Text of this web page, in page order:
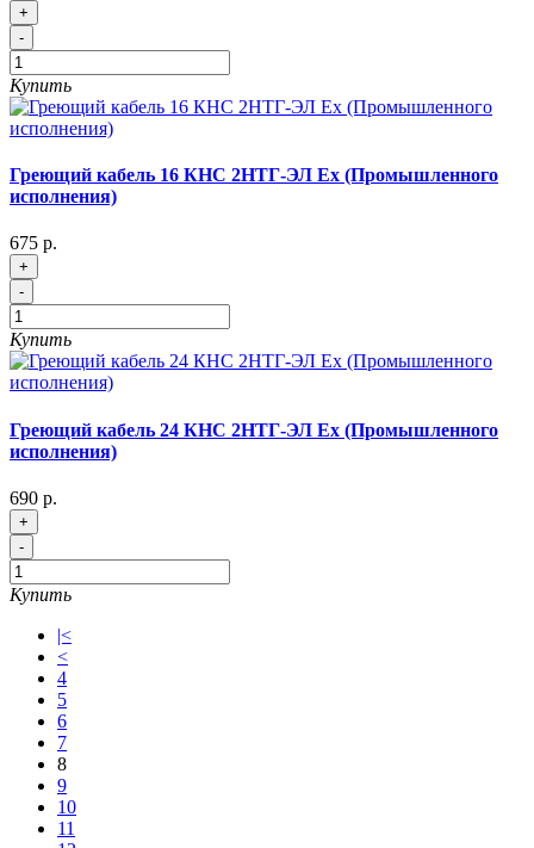
+
-
Купить
Греющий кабель 16 КНС 2НТГ-ЭЛ Ex (Промышленного
исполнения)
675 р.
+
-
Купить
Греющий кабель 24 КНС 2НТГ-ЭЛ Ex (Промышленного
исполнения)
690 р.
+
-
Купить
|<
<
4
5
6
7
8
9
10
11